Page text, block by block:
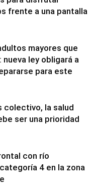
frente a una pantalla
mayores que
ley obligará a
para este
colectivo, la salud
ser una prioridad
con río
4 en la zona